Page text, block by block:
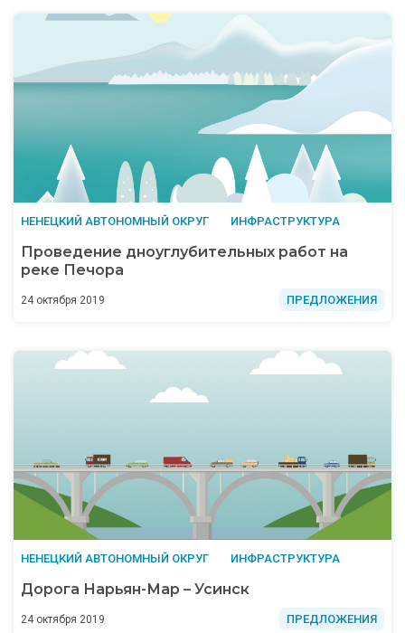
НЕНЕЦКИЙ АВТОНОМНЫЙ ОКРУГ ИНФРАСТРУКТУРА
Проведение дноуглубительных работ на
реке Печора
24 октября 2019 ПРЕДЛОЖЕНИЯ
НЕНЕЦКИЙ АВТОНОМНЫЙ ОКРУГ ИНФРАСТРУКТУРА
Дорога Нарьян-Мар – Усинск
24 октября 2019 ПРЕДЛОЖЕНИЯ